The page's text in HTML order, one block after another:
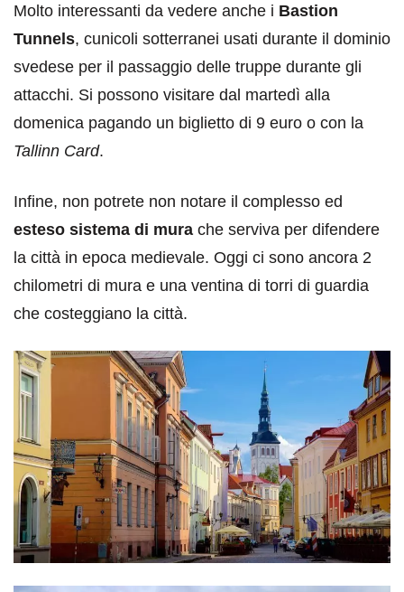
Molto interessanti da vedere anche i Bastion
Tunnels, cunicoli sotterranei usati durante il dominio
svedese per il passaggio delle truppe durante gli
attacchi. Si possono visitare dal martedì alla
domenica pagando un biglietto di 9 euro o con la
Tallinn Card.
Infine, non potrete non notare il complesso ed
esteso sistema di mura che serviva per difendere
la città in epoca medievale. Oggi ci sono ancora 2
chilometri di mura e una ventina di torri di guardia
che costeggiano la città.